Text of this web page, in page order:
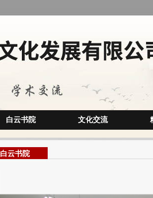
白云书院 文化交流
白云书院